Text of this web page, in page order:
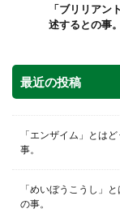
「ブリリア
述するとの事。
最近の投稿
「エンザイム」とは
事。
「めいぼうこうし」
の事。